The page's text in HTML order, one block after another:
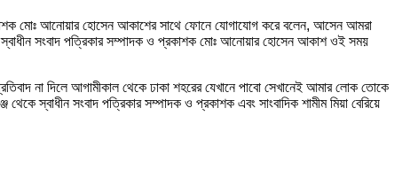
মোঃ আনোয়ার হোসেন আকাশের সাথে ফোনে যোগাযোগ করে বলেন, আসেন আমরা
স্বাধীন সংবাদ পত্রিকার সম্পাদক ও প্রকাশক মোঃ আনোয়ার হোসেন আকাশ ওই সময়
না দিলে আগামীকাল থেকে ঢাকা শহরের যেখানে পাবো সেখানেই আমার লোক তোকে
স্বাধীন সংবাদ পত্রিকার সম্পাদক ও প্রকাশক এবং সাংবাদিক শামীম মিয়া বেরিয়ে